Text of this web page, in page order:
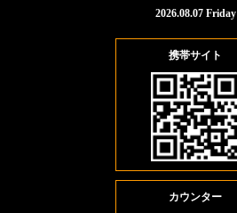
2026.08.07 Friday
携帯サイト
カウンター